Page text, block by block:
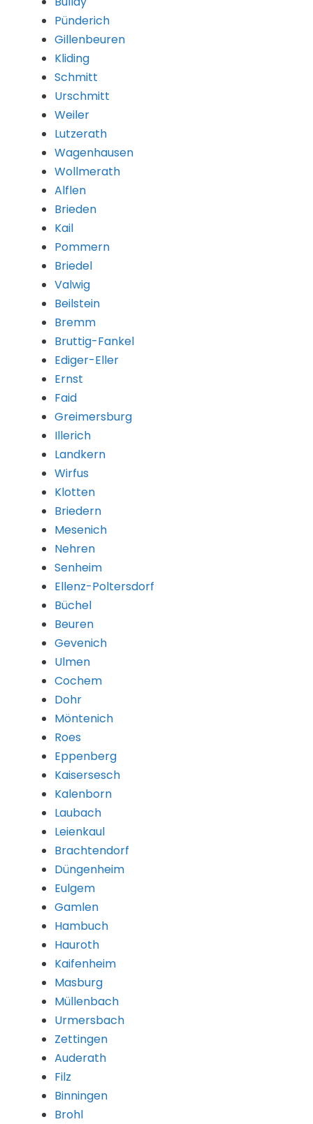
Pünderich
Gillenbeuren
Kliding
Schmitt
Urschmitt
Weiler
Lutzerath
Wagenhausen
Wollmerath
Alflen
Brieden
Kail
Pommern
Briedel
Valwig
Beilstein
Bremm
Bruttig-Fankel
Ediger-Eller
Ernst
Faid
Greimersburg
Illerich
Landkern
Wirfus
Klotten
Briedern
Mesenich
Nehren
Senheim
Ellenz-Poltersdorf
Büchel
Beuren
Gevenich
Ulmen
Cochem
Dohr
Möntenich
Roes
Eppenberg
Kaisersesch
Kalenborn
Laubach
Leienkaul
Brachtendorf
Düngenheim
Eulgem
Gamlen
Hambuch
Hauroth
Kaifenheim
Masburg
Müllenbach
Urmersbach
Zettingen
Auderath
Filz
Binningen
Brohl